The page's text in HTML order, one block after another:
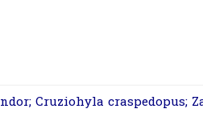
Cruziohyla craspedopus;